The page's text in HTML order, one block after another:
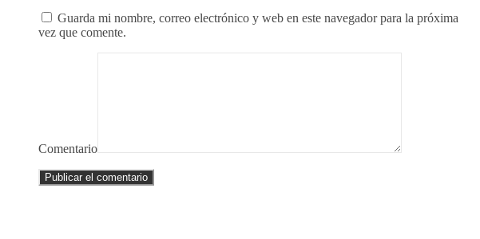
Guarda mi nombre, correo electrónico y web en este navegador para la próxima
vez que comente.
Comentario